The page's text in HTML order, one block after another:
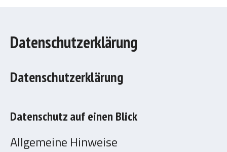
Datenschutzerklärung
Datenschutzerklärung
Datenschutz auf einen Blick
Allgemeine Hinweise